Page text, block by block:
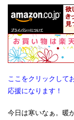
ここをクリックして
応援になります！
今日は寒いなぁ。暖